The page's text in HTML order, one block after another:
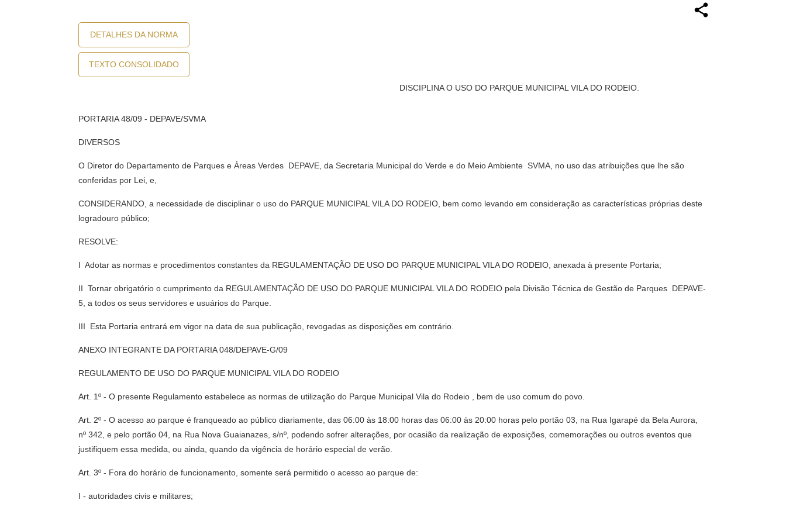
DETALHES DA NORMA
TEXTO CONSOLIDADO
DISCIPLINA O USO DO PARQUE MUNICIPAL VILA DO RODEIO.
PORTARIA 48/09 - DEPAVE/SVMA
DIVERSOS
O Diretor do Departamento de Parques e Áreas Verdes  DEPAVE, da Secretaria Municipal do Verde e do Meio Ambiente  SVMA, no uso das atribuições que lhe são
conferidas por Lei, e,
CONSIDERANDO, a necessidade de disciplinar o uso do PARQUE MUNICIPAL VILA DO RODEIO, bem como levando em consideração as características próprias deste
logradouro público;
RESOLVE:
I  Adotar as normas e procedimentos constantes da REGULAMENTAÇÃO DE USO DO PARQUE MUNICIPAL VILA DO RODEIO, anexada à presente Portaria;
II  Tornar obrigatório o cumprimento da REGULAMENTAÇÃO DE USO DO PARQUE MUNICIPAL VILA DO RODEIO pela Divisão Técnica de Gestão de Parques  DEPAVE-
5, a todos os seus servidores e usuários do Parque.
III  Esta Portaria entrará em vigor na data de sua publicação, revogadas as disposições em contrário.
ANEXO INTEGRANTE DA PORTARIA 048/DEPAVE-G/09
REGULAMENTO DE USO DO PARQUE MUNICIPAL VILA DO RODEIO
Art. 1º - O presente Regulamento estabelece as normas de utilização do Parque Municipal Vila do Rodeio , bem de uso comum do povo.
Art. 2º - O acesso ao parque é franqueado ao público diariamente, das 06:00 às 18:00 horas das 06:00 às 20:00 horas pelo portão 03, na Rua Igarapé da Bela Aurora,
nº 342, e pelo portão 04, na Rua Nova Guaianazes, s/nº, podendo sofrer alterações, por ocasião da realização de exposições, comemorações ou outros eventos que
justifiquem essa medida, ou ainda, quando da vigência de horário especial de verão.
Art. 3º - Fora do horário de funcionamento, somente será permitido o acesso ao parque de:
I - autoridades civis e militares;